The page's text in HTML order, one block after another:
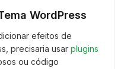
WordPress
efeitos de
precisaria usar plugins
ou código